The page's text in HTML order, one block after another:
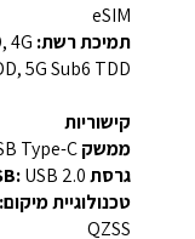
eSIM
תמיכת רשת: 4G
5G Sub6 TDD
קישוריות
ממשק USB:Type-C
גרסת USB:USB 2.0
טכנולוגיית מיקום:
QZSS